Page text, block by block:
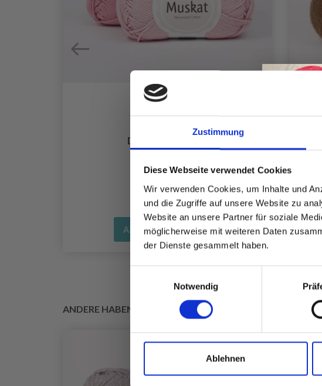
Zustimmung
Diese Webseite verwendet Cookies
Wir verwenden Cookies, um Inhalte und
und die Zugriffe auf unsere Website zu
Website an unsere Partner für soziale
möglicherweise mit weiteren Daten
der Dienste gesammelt haben.
Notwendig
Ablehnen
DROPS MUSKAT
Alle Optionen ansehen
ANDERE HABEN SICH AUCH ANGESEHEN